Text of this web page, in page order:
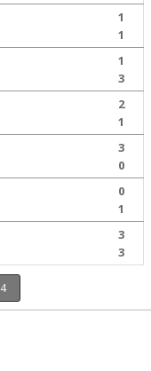
1
1
1
3
2
1
3
0
0
1
3
3
4